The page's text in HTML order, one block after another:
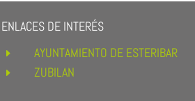
ENLACES DE INTERÉS
E AYUNTAMIENTO DE ESTERIBAR
E ZUBILAN